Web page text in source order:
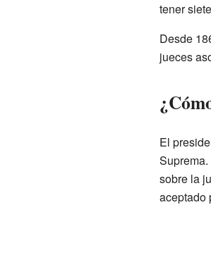
tener
Desde
jueces
El
sobre la
aceptado